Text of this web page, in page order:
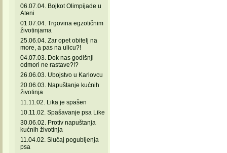
06.07.04. Bojkot Olimpijade u
Ateni
01.07.04. Trgovina egzotičnim
životinjama
25.06.04. Zar opet obitelj na
more, a pas na ulicu?!
04.07.03. Dok nas godišnji
odmori ne rastave?!?
26.06.03. Ubojstvo u Karlovcu
20.06.03. Napuštanje kućnih
životinja
11.11.02. Lika je spašen
10.11.02. Spašavanje psa Like
30.06.02. Protiv napuštanja
kućnih životinja
11.04.02. Slučaj pogubljenja
psa